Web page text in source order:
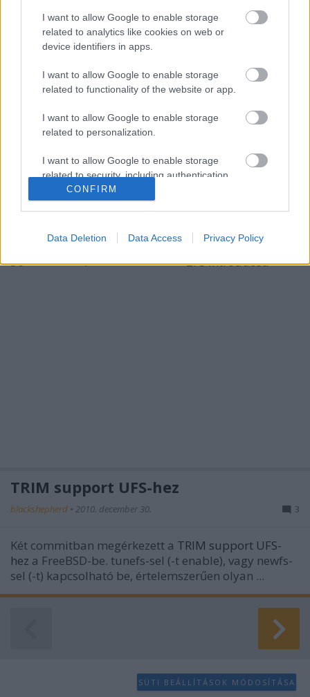
I want to allow Google to enable storage
related to analytics like cookies on web or
device identifiers in apps.
I want to allow Google to enable storage
related to functionality of the website or app.
I want to allow Google to enable storage
related to personalization.
I want to allow Google to enable storage
related to security, including authentication
functionality and fraud prevention, and other
user protection.
CONFIRM
Data Deletion Data Access Privacy Policy
ZFS pool-verziók, és azok új funkciói. Hasznos lehet
az eligazodáskor a ZFS-káoszban:
Nevada
Build
Version
Introduced
36 1 ZFS introduced
TRIM support UFS-hez
blackshepherd • 2010. december 30. 3
Két commitban megérkezett a TRIM support UFS-
hez a FreeBSD-be. tunefs-sel (-t enable), vagy newfs-
sel (-t) kapcsolható be, értelemszerűen olyan ...
SÜTI BEÁLLÍTÁSOK MÓDOSÍTÁSA